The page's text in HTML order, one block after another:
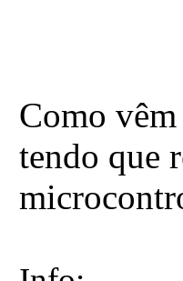
Como
tendo que